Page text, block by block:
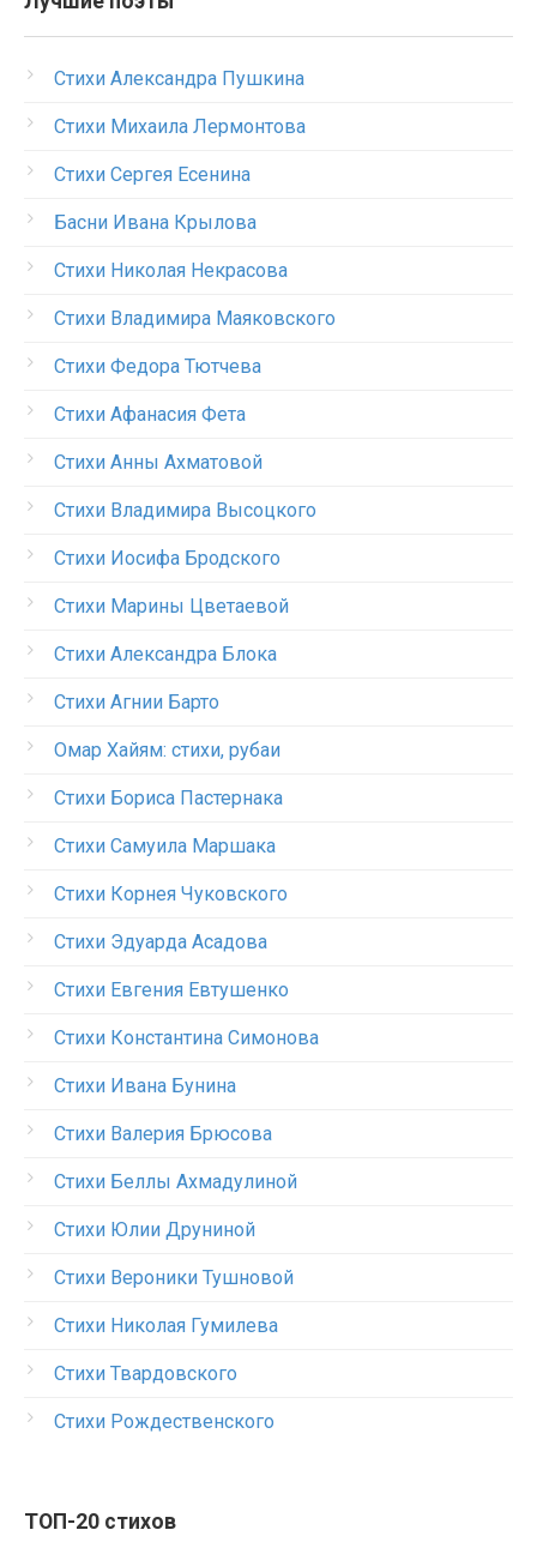
Стихи Александра Пушкина
Стихи Михаила Лермонтова
Стихи Сергея Есенина
Басни Ивана Крылова
Стихи Николая Некрасова
Стихи Владимира Маяковского
Стихи Федора Тютчева
Стихи Афанасия Фета
Стихи Анны Ахматовой
Стихи Владимира Высоцкого
Стихи Иосифа Бродского
Стихи Марины Цветаевой
Стихи Александра Блока
Стихи Агнии Барто
Омар Хайям: стихи, рубаи
Стихи Бориса Пастернака
Стихи Самуила Маршака
Стихи Корнея Чуковского
Стихи Эдуарда Асадова
Стихи Евгения Евтушенко
Стихи Константина Симонова
Стихи Ивана Бунина
Стихи Валерия Брюсова
Стихи Беллы Ахмадулиной
Стихи Юлии Друниной
Стихи Вероники Тушновой
Стихи Николая Гумилева
Стихи Твардовского
Стихи Рождественского
ТОП-20 стихов